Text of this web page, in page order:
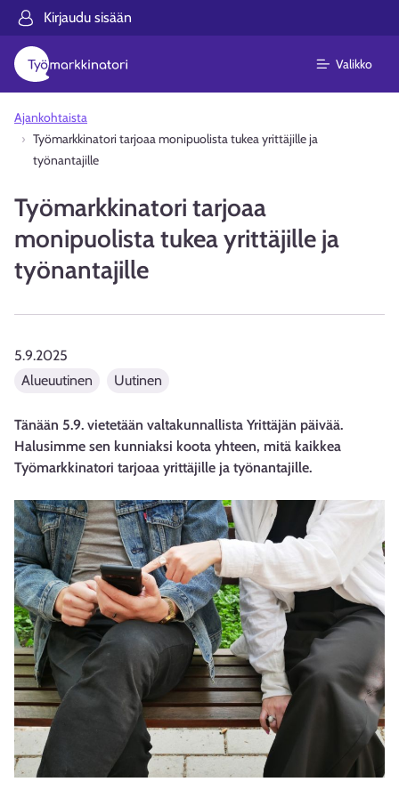
Kirjaudu sisään
Valikko
Ajankohtaista
Työmarkkinatori tarjoaa monipuolista tukea yrittäjille ja
työnantajille
Työmarkkinatori tarjoaa
monipuolista tukea yrittäjille ja
työnantajille
5.9.2025
Alueuutinen
Uutinen
Tänään 5.9. vietetään valtakunnallista Yrittäjän päivää.
Halusimme sen kunniaksi koota yhteen, mitä kaikkea
Työmarkkinatori tarjoaa yrittäjille ja työnantajille.